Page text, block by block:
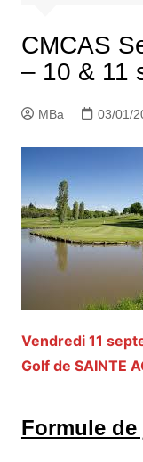
CMCAS
– 10 & 11
MBa 03/01/
Vendredi 11
Golf de SAINTE
Formule de